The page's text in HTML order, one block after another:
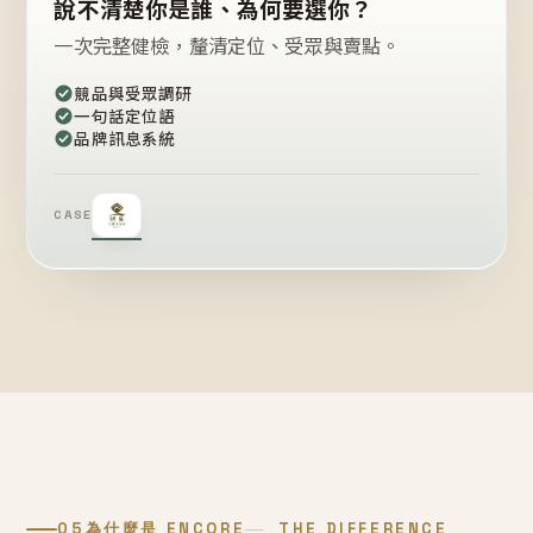
說不清楚你是誰、為何要選你？
一次完整健檢，釐清定位、受眾與賣點。
競品與受眾調研
一句話定位語
品牌訊息系統
CASE